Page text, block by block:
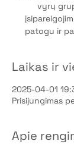
vyrų
patogu ir
Laikas ir
2025-04-01
Prisijungimas
Apie